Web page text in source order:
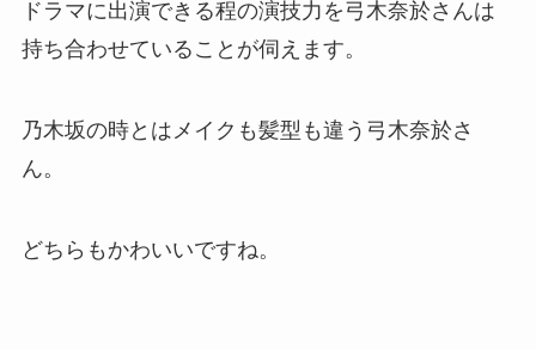
ドラマに出演できる程の演技力を弓木奈於さんは
持ち合わせていることが伺えます。
乃木坂の時とはメイクも髪型も違う弓木奈於さ
ん。
どちらもかわいいですね。